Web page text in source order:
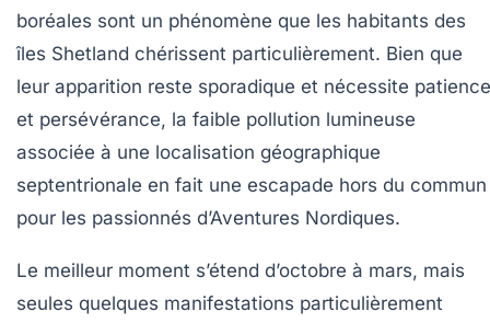
boréales sont un phénomène que les habitants des
îles Shetland chérissent particulièrement. Bien que
leur apparition reste sporadique et nécessite patience
et persévérance, la faible pollution lumineuse
associée à une localisation géographique
septentrionale en fait une escapade hors du commun
pour les passionnés d’Aventures Nordiques.
Le meilleur moment s’étend d’octobre à mars, mais
seules quelques manifestations particulièrement